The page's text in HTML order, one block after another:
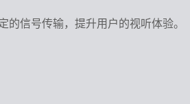
信号传输，提升用户的视听体验。